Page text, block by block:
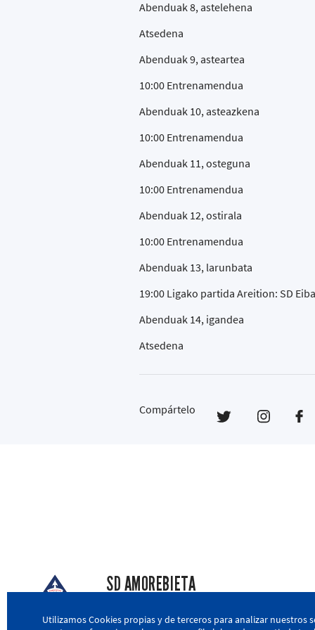
Abenduak 8, astelehena
Atsedena
Abenduak 9, asteartea
10:00 Entrenamendua
Abenduak 10, asteazkena
10:00 Entrenamendua
Abenduak 11, osteguna
10:00 Entrenamendua
Abenduak 12, ostirala
10:00 Entrenamendua
Abenduak 13, larunbata
19:00 Ligako partida Areition: SD
Abenduak 14, igandea
Atsedena
Compártelo
SD AMOREBIETA
Utilizamos Cookies propias y de terceros para analizar